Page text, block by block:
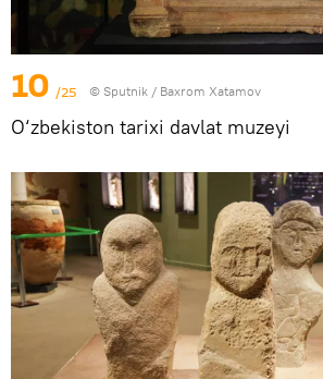
10 /25 © Sputnik / Baxrom Xatamov
O‘zbekiston tarixi davlat muzeyi